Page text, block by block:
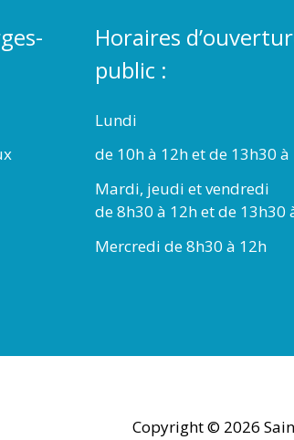
Horaires
public :
Lundi
de 10h à 12h et de 13h30 à
Mardi, jeudi et vendredi
de 8h30 à 12h et de 13h30
Mercredi de 8h30 à 12h
Copyright © 2026